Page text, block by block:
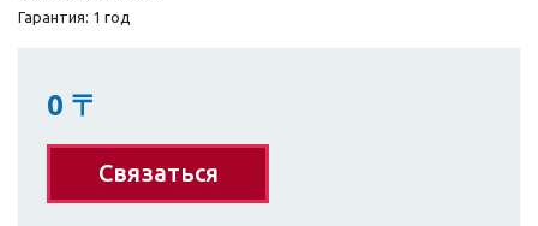
Гарантия: 1 год
0 〒
Связаться